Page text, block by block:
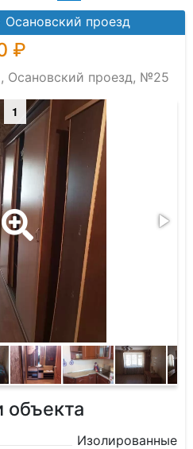
Осановский проезд
₽
Осановский проезд, №25
1
объекта
Изолированные